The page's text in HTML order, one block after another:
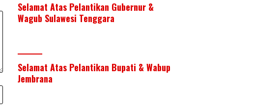
Selamat Atas Pelantikan Gubernur &
Wagub Sulawesi Tenggara
Selamat Atas Pelantikan Bupati & Wabup
Jembrana